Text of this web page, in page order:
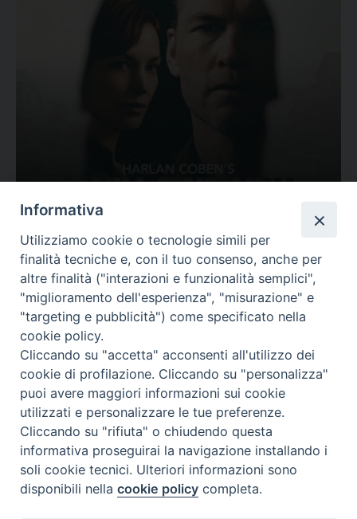
Valutazione
Complesso, Problematico
Tematica: Amore-Sentimenti, Carcere...
Contatti & Info
C.ne Aurelia, 50 – 00165 Roma
Contatti
Informativa
Utilizziamo cookie o tecnologie simili per
finalità tecniche e, con il tuo consenso, anche per
altre finalità ("interazioni e funzionalità semplici",
"miglioramento dell'esperienza", "misurazione" e
"targeting e pubblicità") come specificato nella
cookie policy.
Cliccando su "accetta" acconsenti all'utilizzo dei
cookie di profilazione. Cliccando su "personalizza"
puoi avere maggiori informazioni sui cookie
utilizzati e personalizzare le tue preferenze.
Cliccando su "rifiuta" o chiudendo questa
informativa proseguirai la navigazione installando i
soli cookie tecnici. Ulteriori informazioni sono
disponibili nellacookie policy completa.